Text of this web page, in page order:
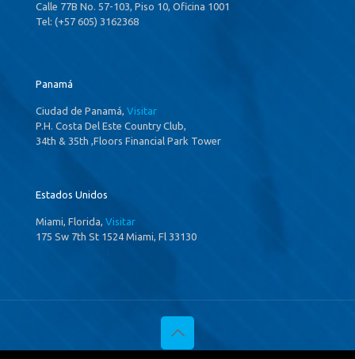
Calle 77B No. 57-103, Piso 10, Oficina 1001
Tel: (+57 605) 3162368
Panamá
Ciudad de Panamá, Visitar
P.H. Costa Del Este Country Club,
34th & 35th ,Floors Financial Park Tower
Estados Unidos
Miami, Florida, Visitar
175 Sw 7th St 1524 Miami, Fl 33130